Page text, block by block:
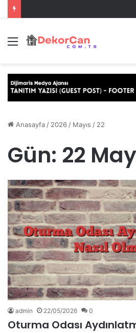
Menü
Anasayfa / 2026 / Mayıs / 22
Gün: 22
admin 22/05/2026 0
Oturma Odası